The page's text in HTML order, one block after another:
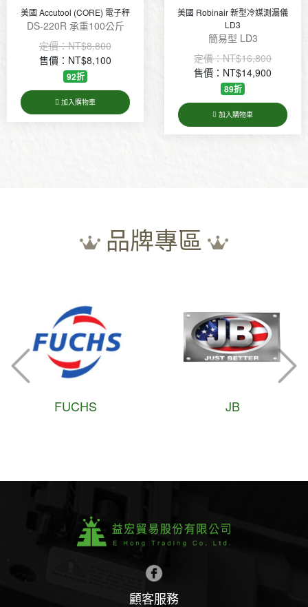
子秤
美國 Robinair 新型冷媒測漏儀
LD3
定價：
售價：NT$14,900
89折
加入購物車
iPump 單段真空幫浦
售價：
加入購物車
品牌專區
顧客服務